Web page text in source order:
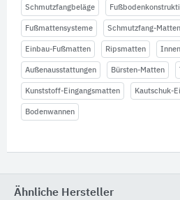
Schmutzfangbeläge
Fußmattensysteme Schmutzfang-Matten
Einbau-Fußmatten Ripsmatten
Außenausstattungen Bürsten-Matten
Kunststoff-Eingangsmatten Kautschuk-
Bodenwannen
Ähnliche Hersteller